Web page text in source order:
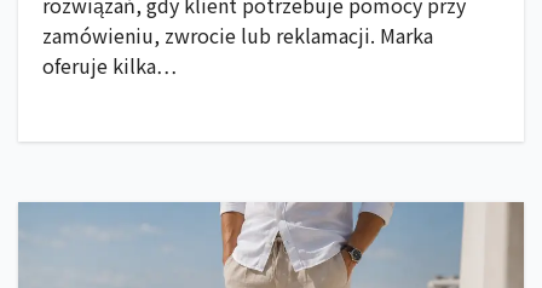
zamówieniu, zwrocie lub reklamacji. Marka
oferuje kilka…